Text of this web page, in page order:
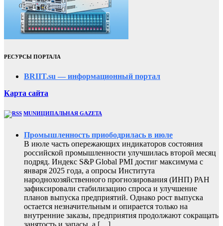
РЕСУРСЫ ПОРТАЛА
BRIIT.su — информационный портал
Карта сайта
MUNИЦИПАЛЬНАЯ GAZЕТА
Промышленность приободрилась в июле
В июле часть опережающих индикаторов состояния
российской промышленности улучшилась второй месяц
подряд. Индекс S&P Global PMI достиг максимума с
января 2025 года, а опросы Института
народнохозяйственного прогнозирования (ИНП) РАН
зафиксировали стабилизацию спроса и улучшение
планов выпуска предприятий. Однако рост выпуска
остается незначительным и опирается только на
внутренние заказы, предприятия продолжают сокращать
занятость и запасы, а […]